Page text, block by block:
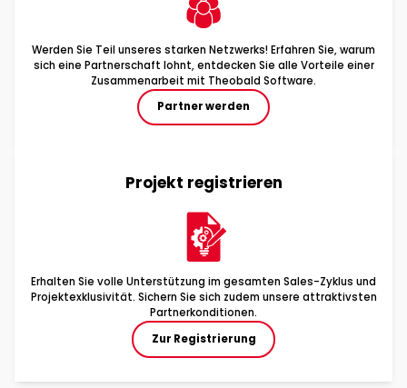
Werden Sie Teil unseres starken Netzwerks! Erfahren Sie, warum
sich eine Partnerschaft lohnt, entdecken Sie alle Vorteile einer
Zusammenarbeit mit Theobald Software.
Partner werden
Projekt registrieren
Erhalten Sie volle Unterstützung im gesamten Sales-Zyklus und
Projektexklusivität. Sichern Sie sich zudem unsere attraktivsten
Partnerkonditionen.
Zur Registrierung